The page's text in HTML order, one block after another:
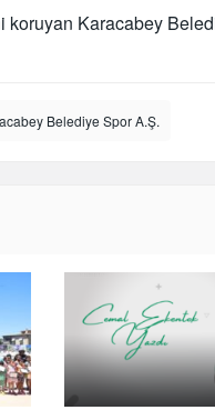
koruyan Karacabey
Belediye Spor A.Ş.